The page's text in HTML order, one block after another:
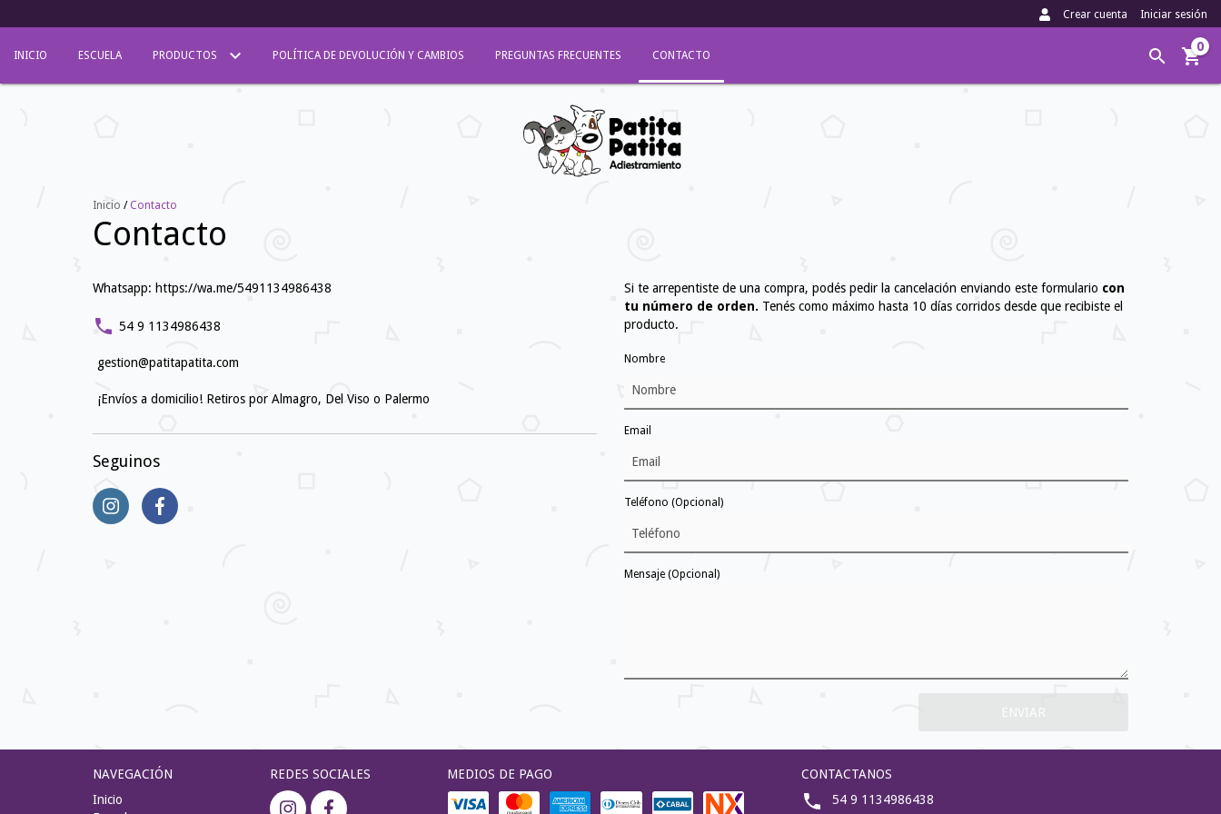
Crear cuenta Iniciar sesión
INICIO ESCUELA PRODUCTOS POLÍTICA DE DEVOLUCIÓN Y CAMBIOS PREGUNTAS FRECUENTES CONTACTO
0
Inicio / Contacto
Contacto
Whatsapp: https://wa.me/5491134986438
54 9 1134986438
gestion@patitapatita.com
¡Envíos a domicilio! Retiros por Almagro, Del Viso o Palermo
Seguinos
Si te arrepentiste de una compra, podés pedir la cancelación enviando este formulario con
tu número de orden. Tenés como máximo hasta 10 días corridos desde que recibiste el
producto.
Nombre
Email
Teléfono (Opcional)
Mensaje (Opcional)
NAVEGACIÓN
Inicio
REDES SOCIALES MEDIOS DE PAGO
CONTACTANOS
54 9 1134986438